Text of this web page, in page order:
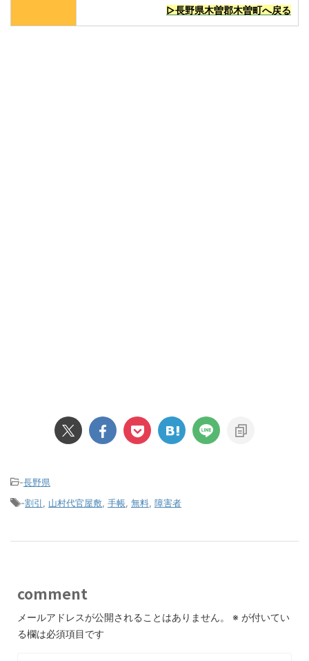
▷長野県木曽郡木曽町へ戻る
-長野県
-割引 山村代官屋敷 手帳 無料 障害者
comment
メールアドレスが公開されることはありません。 ※ が付いてい
る欄は必須項目です